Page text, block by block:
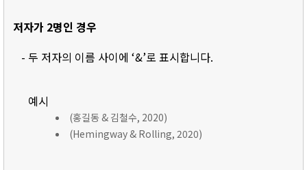
저자가 2명인 경우
- 두 저자의 이름 사이에 ‘&’로 표시합니다.
예시
(홍길동 & 김철수, 2020)
(Hemingway & Rolling, 2020)